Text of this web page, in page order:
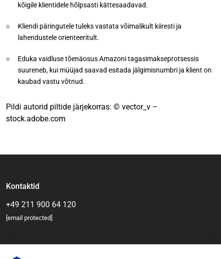
kõigile klientidele hõlpsasti kättesaadavad.
Kliendi päringutele tuleks vastata võimalikult kiiresti ja
lahendustele orienteeritult.
Eduka vaidluse tõenäosus Amazoni tagasimakseprotsessis
suureneb, kui müüjad saavad esitada jälgimisnumbri ja klient on
kaubad vastu võtnud.
Pildi autorid piltide järjekorras: © vector_v –
stock.adobe.com
Kontaktid
+49 211 900 64 120
[email protected]